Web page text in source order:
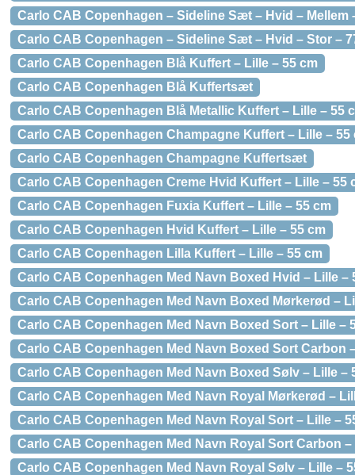
Carlo CAB Copenhagen – Sideline Sæt – Hvid – Mellem
Carlo CAB Copenhagen – Sideline Sæt – Hvid – Stor –
Carlo CAB Copenhagen Blå Kuffert – Lille – 55 cm
Carlo CAB Copenhagen Blå Kuffertsæt
Carlo CAB Copenhagen Blå Metallic Kuffert – Lille – 55
Carlo CAB Copenhagen Champagne Kuffert – Lille – 55
Carlo CAB Copenhagen Champagne Kuffertsæt
Carlo CAB Copenhagen Creme Hvid Kuffert – Lille – 55
Carlo CAB Copenhagen Fuxia Kuffert – Lille – 55 cm
Carlo CAB Copenhagen Hvid Kuffert – Lille – 55 cm
Carlo CAB Copenhagen Lilla Kuffert – Lille – 55 cm
Carlo CAB Copenhagen Med Navn Boxed Hvid – Lille –
Carlo CAB Copenhagen Med Navn Boxed Mørkerød –
Carlo CAB Copenhagen Med Navn Boxed Sort – Lille –
Carlo CAB Copenhagen Med Navn Boxed Sort Carbon
Carlo CAB Copenhagen Med Navn Boxed Sølv – Lille –
Carlo CAB Copenhagen Med Navn Royal Mørkerød –
Carlo CAB Copenhagen Med Navn Royal Sort – Lille –
Carlo CAB Copenhagen Med Navn Royal Sort Carbon –
Carlo CAB Copenhagen Med Navn Royal Sølv – Lille –